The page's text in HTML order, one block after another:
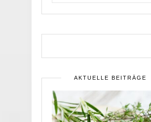
AKTUELLE BEITRÄGE